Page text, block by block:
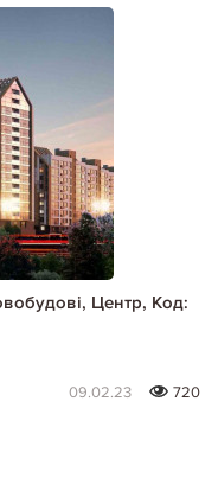
Центр, Код:
09.02.23
720